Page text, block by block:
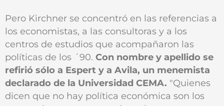
Pero Kirchner se concentró en las referencias a
los economistas, a las consultoras y a los
centros de estudios que acompañaron las
políticas de los ´90. Con nombre y apellido se
refirió sólo a Espert y a Avila, un menemista
declarado de la Universidad CEMA. "Quienes
dicen que no hay política económica son los